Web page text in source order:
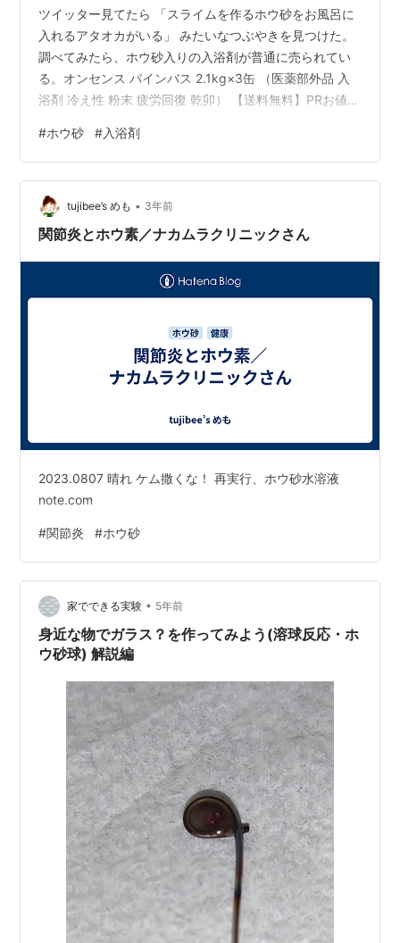
ツイッター見てたら 「スライムを作るホウ砂をお風呂に
入れるアタオカがいる」 みたいなつぶやきを見つけた。
調べてみたら、ホウ砂入りの入浴剤が普通に売られてい
る。オンセンス パインバス 2.1kg×3缶 （医薬部外品 入
浴剤 冷え性 粉末 疲労回復 乾卯） 【送料無料】PRお値段
て多くの施設で使われていたり、長年これ！という方も
多いとか。 私は初めて見たから外国のおしゃれな入浴剤
なのかと思っちゃった。 なんだか興味が湧いたからホウ
砂(←ホウシャと読むらしい)を買ってみたの。 調味料の
空容器に入れてみたけど調味料と間違えそうだからホウ
#ホウ砂 #入浴剤
tujibee’s めも • 3年前
関節炎とホウ素／ナカムラクリニックさん
2023.0807 晴れ ケム撒くな！ 再実行、ホウ砂水溶液
note.com
#関節炎 #ホウ砂
家でできる実験 • 5年前
身近な物でガラス？を作ってみよう(溶球反応・ホ
ウ砂球) 解説編